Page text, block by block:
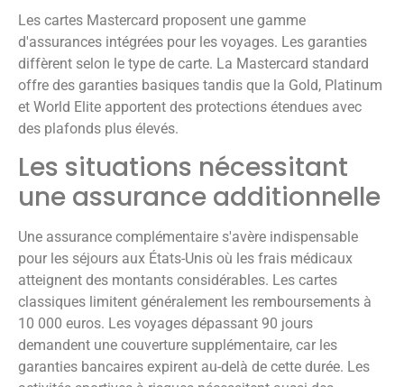
Les cartes Mastercard proposent une gamme
d'assurances intégrées pour les voyages. Les garanties
diffèrent selon le type de carte. La Mastercard standard
offre des garanties basiques tandis que la Gold, Platinum
et World Elite apportent des protections étendues avec
des plafonds plus élevés.
Les situations nécessitant
une assurance additionnelle
Une assurance complémentaire s'avère indispensable
pour les séjours aux États-Unis où les frais médicaux
atteignent des montants considérables. Les cartes
classiques limitent généralement les remboursements à
10 000 euros. Les voyages dépassant 90 jours
demandent une couverture supplémentaire, car les
garanties bancaires expirent au-delà de cette durée. Les